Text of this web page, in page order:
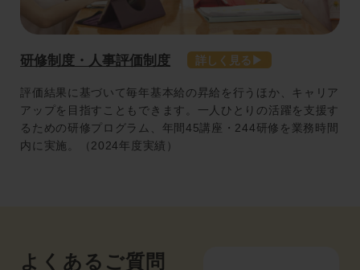
研修制度・人事評価制度
評価結果に基づいて毎年基本給の昇給を行うほか、キャリア
アップを目指すこともできます。一人ひとりの活躍を支援す
るための研修プログラム、年間45講座・244研修を業務時間
内に実施。（2024年度実績）
よくあるご質問